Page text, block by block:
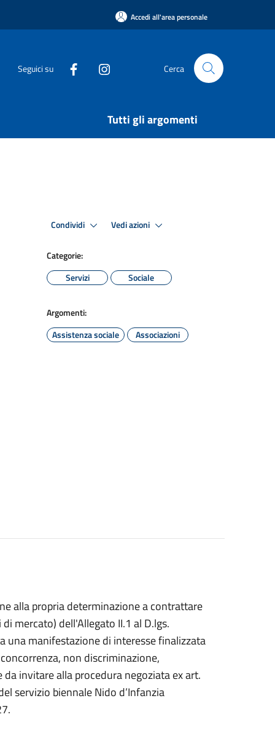
Accedi all'area personale
Seguici su Cerca
Tutti gli argomenti
Condividi Vedi azioni
Categorie:
Servizi
Sociale
Argomenti:
Assistenza sociale
Associazioni
alla propria determinazione a contrattare
mercato) dell'Allegato II.1 al D.lgs.
una manifestazione di interesse finalizzata
non discriminazione,
invitare alla procedura negoziata ex art.
servizio biennale Nido d’Infanzia